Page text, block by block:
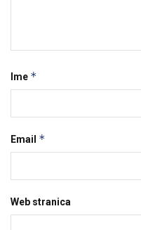
Ime *
Email *
Web stranica